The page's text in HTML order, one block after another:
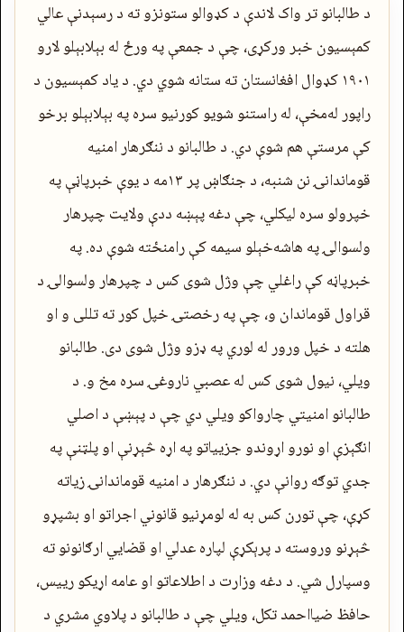
د طالبانو تر واک لاندې د کډوالو ستونزو ته د رسېدنې عالي
کمېسیون خبر ورکړی، چې د جمعې په ورځ له بېلابېلو لارو
۱۹۰۱ کډوال افغانستان ته ستانه شوي دي. د یاد کمېسیون د
راپور له‌مخې، له راستنو شویو کورنیو سره په بېلابېلو برخو
کې مرستې هم شوې دي. د طالبانو د ننګرهار امنیه
قوماندانۍ نن شنبه، د جنګاښ پر ۱۳مه د یوې خبرپاڼې په
خپرولو سره لیکلي، چې دغه پېښه ددې ولایت چپرهار
ولسوالۍ په هاشه‌خېلو سیمه کې رامنځته شوې ده. په
خبرپاڼه کې راغلي چې وژل شوی کس د چپرهار ولسوالۍ د
قراول قوماندان و، چې په رخصتۍ خپل کور ته تللی و او
هلته د خپل ورور له لوري په ډزو وژل شوی دی. طالبانو
ویلي، نیول شوی کس له عصبي ناروغۍ سره مخ و. د
طالبانو امنیتي چارواکو ویلي دي چې د پېښې د اصلي
انګېزې او نورو اړوندو جزییاتو په اړه څېړنې او پلټنې په
جدي توګه روانې دي. د ننګرهار د امنیه قوماندانۍ زیاته
کړې، چې تورن کس به له لومړنیو قانوني اجراتو او بشپړو
څېړنو وروسته د پرېکړې لپاره عدلي او قضایي ارګانونو ته
وسپارل شي. د دغه وزارت د اطلاعاتو او عامه اړیکو رییس،
حافظ ضیااحمد تکل، ویلي چې د طالبانو د پلاوي مشري د